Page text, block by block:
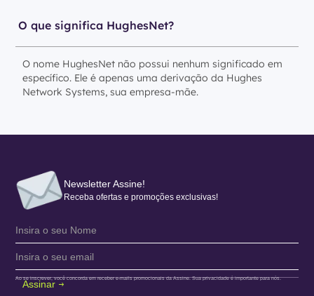
O que significa HughesNet?
O nome HughesNet não possui nenhum significado em
específico. Ele é apenas uma derivação da Hughes
Network Systems, sua empresa-mãe.
Newsletter Assine!
Receba ofertas e promoções exclusivas!
Assinar
Ao se inscrever, você concorda em receber e-mails promocionais da Assine. Sua privacidade é importante para nós.